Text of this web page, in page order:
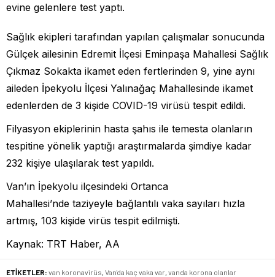
evine gelenlere test yaptı.
Sağlık ekipleri tarafından yapılan çalışmalar sonucunda
Gülçek ailesinin Edremit İlçesi Eminpaşa Mahallesi Sağlık
Çıkmaz Sokakta ikamet eden fertlerinden 9, yine aynı
aileden İpekyolu İlçesi Yalınağaç Mahallesinde ikamet
edenlerden de 3 kişide COVID-19 virüsü tespit edildi.
Filyasyon ekiplerinin hasta şahıs ile temesta olanların
tespitine yönelik yaptığı araştırmalarda şimdiye kadar
232 kişiye ulaşılarak test yapıldı.
Van’ın İpekyolu ilçesindeki Ortanca
Mahallesi’nde taziyeyle bağlantılı vaka sayıları hızla
artmış, 103 kişide virüs tespit edilmişti.
Kaynak: TRT Haber, AA
ETİKETLER: van koronavirüs Van'da kaç vaka var vanda korona olanlar